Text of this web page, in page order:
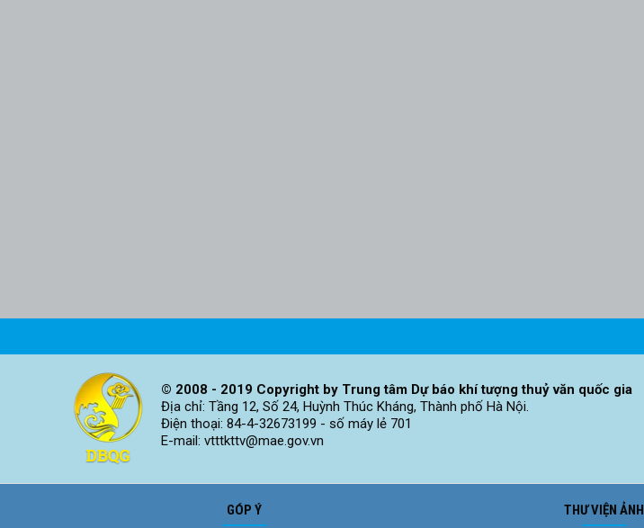
© 2008 - 2019 Copyright by Trung tâm Dự báo khí tượng thuỷ văn quốc gia
Địa chỉ: Tầng 12, Số 24, Huỳnh Thúc Kháng, Thành phố Hà Nội.
Điện thoại: 84-4-32673199 - số máy lẻ 701
E-mail: vtttkttv@mae.gov.vn
GÓP Ý THƯ VIỆN ẢNH